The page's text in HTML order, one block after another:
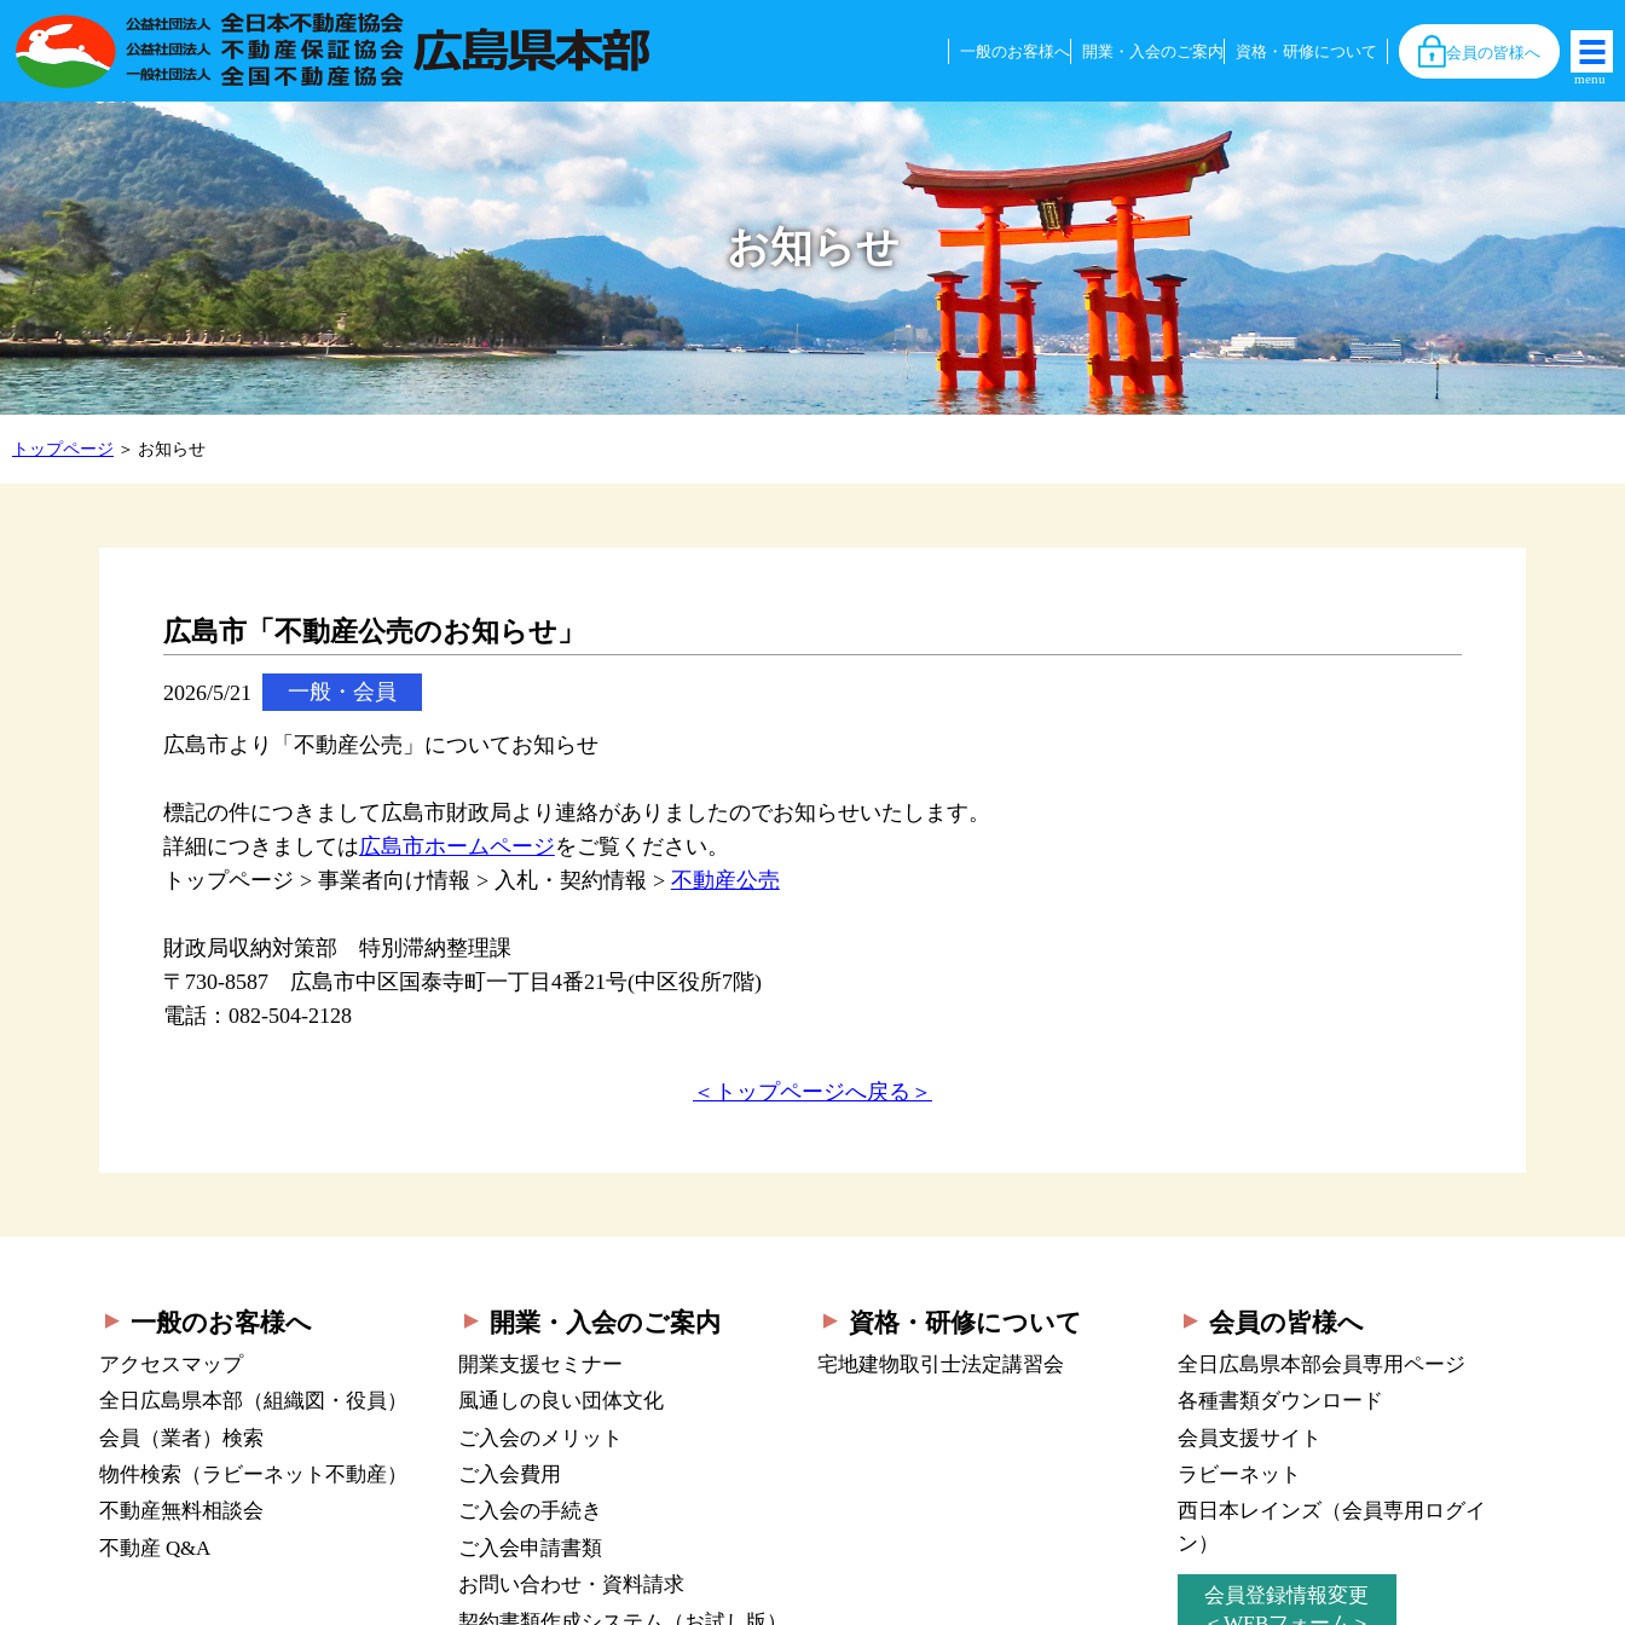
一般のお客様へ 開業・入会のご案内 資格・研修について 会員の皆様へ
お知らせ
トップページ お知らせ
広島市「不動産公売のお知らせ」
2026/5/21 一般・会員
広島市より「不動産公売」についてお知らせ
標記の件につきまして広島市財政局より連絡がありましたのでお知らせいたします。
詳細につきましては広島市ホームページをご覧ください。
トップページ > 事業者向け情報 > 入札・契約情報 > 不動産公売
財政局収納対策部 特別滞納整理課
〒730-8587 広島市中区国泰寺町一丁目4番21号(中区役所7階)
電話：082-504-2128
＜トップページへ戻る＞
一般のお客様へ
アクセスマップ
全日広島県本部 （組織図・役員）
会員（業者）検索
物件検索 （ラビーネット不動産）
不動産無料相談会
不動産 Q&A
開業・入会のご案内
開業支援セミナー
風通しの良い団体文化
ご入会のメリット
ご入会費用
ご入会の手続き
ご入会申請書類
お問い合わせ・資料請求
資格・研修について
宅地建物取引士法定講習会
会員の皆様へ
全日広島県本部会員専用ページ
各種書類ダウンロード
会員支援サイト
ラビーネット
西日本レインズ（会員専用ログイ
ン）
会員登録情報変更